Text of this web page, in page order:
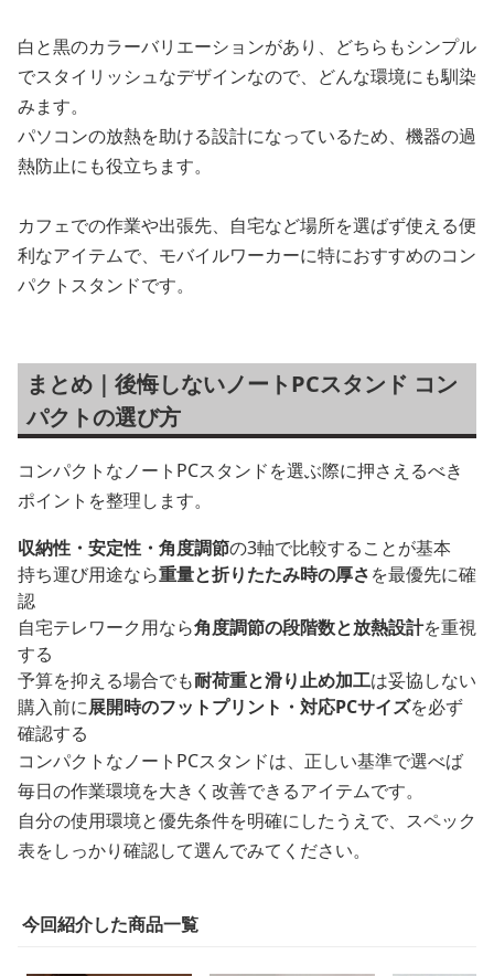
白と黒のカラーバリエーションがあり、どちらもシンプル
でスタイリッシュなデザインなので、どんな環境にも馴染
みます。
パソコンの放熱を助ける設計になっているため、機器の過
熱防止にも役立ちます。
カフェでの作業や出張先、自宅など場所を選ばず使える便
利なアイテムで、モバイルワーカーに特におすすめのコン
パクトスタンドです。
まとめ｜後悔しないノートPCスタンド コン
パクトの選び方
コンパクトなノートPCスタンドを選ぶ際に押さえるべき
ポイントを整理します。
収納性・安定性・角度調節の3軸で比較することが基本
持ち運び用途なら重量と折りたたみ時の厚さを最優先に確
認
自宅テレワーク用なら角度調節の段階数と放熱設計を重視
する
予算を抑える場合でも耐荷重と滑り止め加工は妥協しない
購入前に展開時のフットプリント・対応PCサイズを必ず
確認する
コンパクトなノートPCスタンドは、正しい基準で選べば
毎日の作業環境を大きく改善できるアイテムです。
自分の使用環境と優先条件を明確にしたうえで、スペック
表をしっかり確認して選んでみてください。
今回紹介した商品一覧